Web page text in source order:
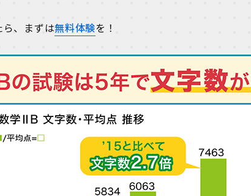
ら、まずは無料体験を！